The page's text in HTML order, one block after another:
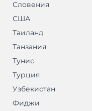
Словения
США
Таиланд
Танзания
Тунис
Турция
Узбекистан
Фиджи